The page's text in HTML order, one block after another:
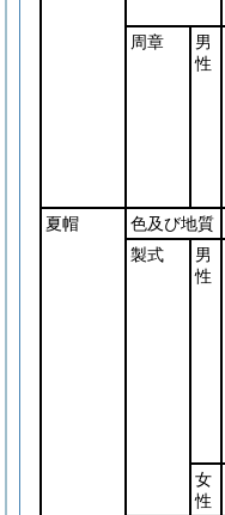
周章
男
性
夏帽
色及び地質
製式
男
性
女
性